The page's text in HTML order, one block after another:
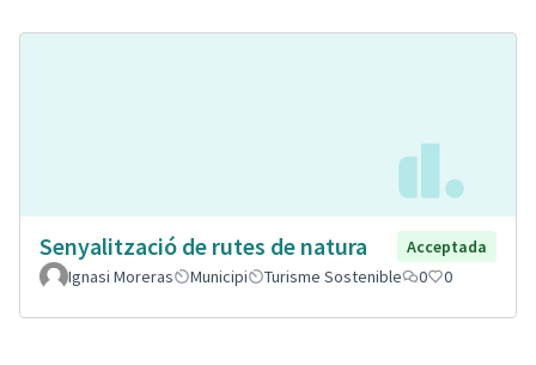
Senyalització de rutes de natura
Acceptada
Ignasi Moreras
Municipi Turisme Sostenible 0 0